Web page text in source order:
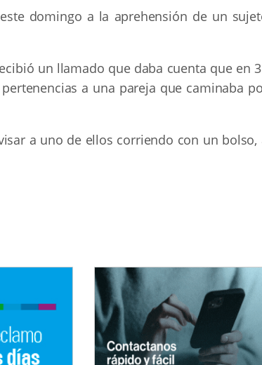
domingo a la aprehensión de un
un llamado que daba cuenta que en
a una pareja que caminaba
a uno de ellos corriendo con un bolso,